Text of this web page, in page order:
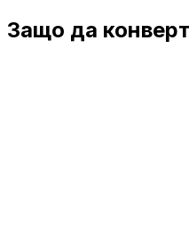
Защо да